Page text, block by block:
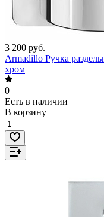
3 200 руб.
Armadillo Ручка
хром
0
Есть в наличии
В корзину